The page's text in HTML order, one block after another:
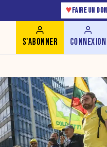
♥ FAIRE UN DON
S'ABONNER CONNEXION